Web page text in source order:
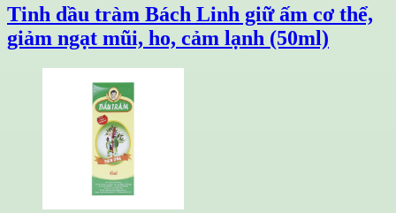
Tinh dầu tràm Bách Linh giữ ấm cơ thể,
giảm ngạt mũi, ho, cảm lạnh (50ml)